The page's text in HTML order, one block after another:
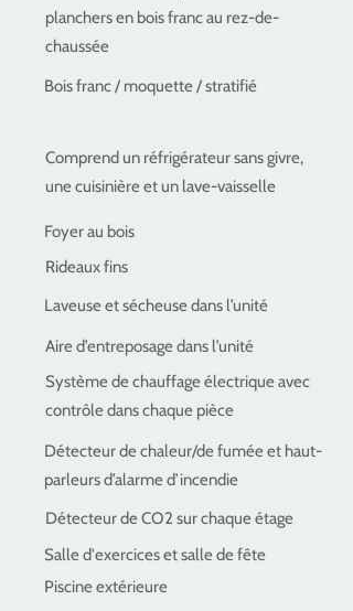
planchers en bois franc au rez-de-
chaussée
Bois franc / moquette / stratifié
Comprend un réfrigérateur sans givre,
une cuisinière et un lave-vaisselle
Foyer au bois
Rideaux fins
Laveuse et sécheuse dans l’unité
Aire d’entreposage dans l’unité
Système de chauffage électrique avec
contrôle dans chaque pièce
Détecteur de chaleur/de fumée et haut-
parleurs d’alarme d’incendie
Détecteur de CO2 sur chaque étage
Salle d'exercices et salle de fête
Piscine extérieure